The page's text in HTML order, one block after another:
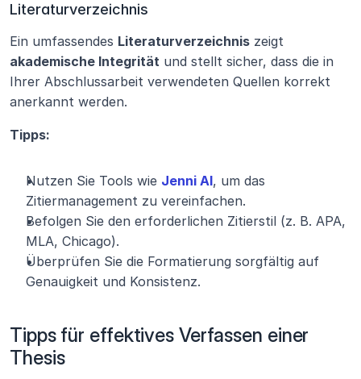
Literaturverzeichnis
Ein umfassendes Literaturverzeichnis
akademische Integrität und stellt sicher, dass die in
Ihrer Abschlussarbeit verwendeten Quellen korrekt
anerkannt werden.
Tipps:
Nutzen Sie Tools wie Jenni AI, um das
Zitiermanagement zu vereinfachen.
Befolgen Sie den erforderlichen Zitierstil (z. B. APA,
MLA, Chicago).
Überprüfen Sie die Formatierung sorgfältig auf
Genauigkeit und Konsistenz.
Tipps für effektives Verfassen einer
Thesis